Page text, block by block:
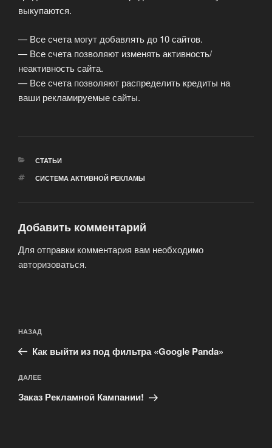
выкупаются.
— Все счета могут добавлять до 10 сайтов.
— Все счета позволяют изменять активность/
неактивность сайта.
— Все счета позволяют распределить кредиты на
ваши рекламируемые сайты.
РУБРИКИ
СТАТЬИ
МЕТКИ
СИСТЕМА АКТИВНОЙ РЕКЛАМЫ
Добавить комментарий
Для отправки комментария вам необходимо
авторизоваться.
по
записям
Предыдущая
запись:
НАЗАД
Как выйти из под фильтра «Google Panda»
Следующая
запись
ДАЛЕЕ
Заказ Рекламной Кампании!